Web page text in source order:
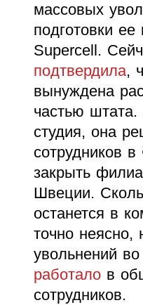
массовых
подготовки
Supercell.
подтвердила,
вынуждена
частью
студия, она
сотрудников
закрыть
Швеции.
останется в
точно неясно,
увольнений
работалов
сотрудников.